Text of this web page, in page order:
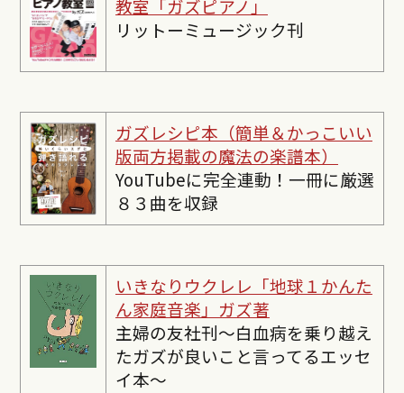
教室「ガズピアノ」
リットーミュージック刊
ガズレシピ本（簡単＆かっこいい
版両方掲載の魔法の楽譜本）
YouTubeに完全連動！一冊に厳選
８３曲を収録
いきなりウクレレ「地球１かんた
ん家庭音楽」ガズ著
主婦の友社刊〜白血病を乗り越え
たガズが良いこと言ってるエッセ
イ本〜